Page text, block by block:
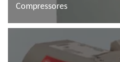
Compressores